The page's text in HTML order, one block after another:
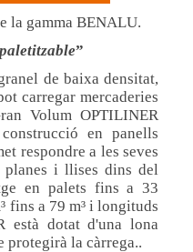
la gamma BENALU.
de baixa densitat,
carregar mercaderies
Volum OPTILINER
en panells
respondre a les seves
planes i llises dins del
en palets fins a 33
fins a 79 m³ i longituds
està dotat d'una lona
protegirà la càrrega..